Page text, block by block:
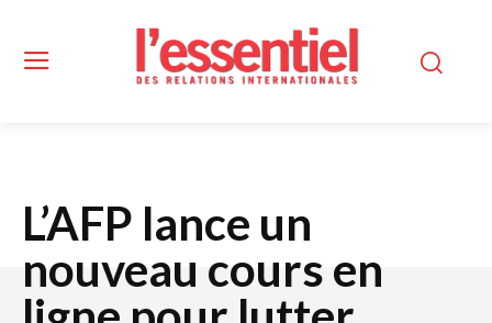
L’AFP lance un
nouveau cours en